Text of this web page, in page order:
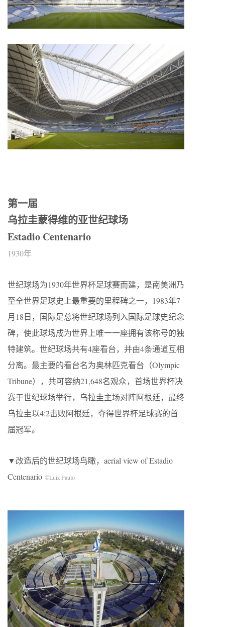
第一届
乌拉圭蒙得维的亚世纪球场
Estadio Centenario
1930年
世纪球场为1930年世界杯足球赛而建，是南美洲乃
至全世界足球史上最重要的里程碑之一，1983年7
月18日，国际足总将世纪球场列入国际足球史纪念
碑，使此球场成为世界上唯一一座拥有该称号的独
特建筑。世纪球场共有4座看台，并由4条通道互相
分离。最主要的看台名为奥林匹克看台（Olympic
Tribune），共可容纳21,648名观众，首场世界杯决
赛于世纪球场举行，乌拉圭主场对阵阿根廷，最终
乌拉圭以4:2击败阿根廷，夺得世界杯足球赛的首
届冠军。
▼改造后的世纪球场鸟瞰，aerial view of Estadio
Centenario ©Luiz Paulo